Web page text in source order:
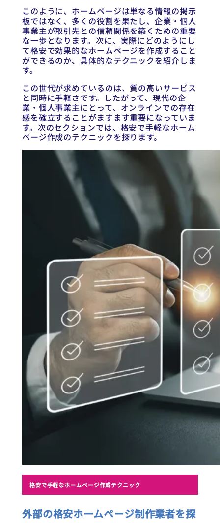
このように、ホームページは単なる情報の掲示
板ではなく、多くの役割を果たし、企業・個人
事業主が取引先との信頼関係を築くための重要
な一歩となります。次に、実際にどのようにし
て格安で効果的なホームページを作成すること
ができるのか、具体的なテクニックを紹介しま
す。
この世代が求めているのは、質の高いサービス
と同時に手軽さです。したがって、現代の企
業・個人事業主にとって、オンラインでの存在
感を確立することがますます重要になっていま
す。次のセクションでは、格安で手軽なホーム
ページ作成のテクニックを探ります。
格安で手軽なホームページ作成テクニック
外部の格安ホームページ制作業者を探